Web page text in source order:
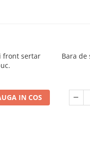
front sertar
IN COS
Bara de